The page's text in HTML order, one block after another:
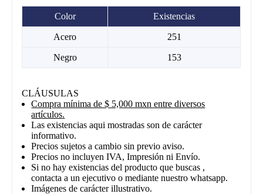
Color Existencias
Acero 251
Negro 153
CLÁUSULAS
Compra mínima de $ 5,000 mxn entre diversos
artículos.
Las existencias aqui mostradas son de carácter
informativo.
Precios sujetos a cambio sin previo aviso.
Precios no incluyen IVA, Impresión ni Envío.
Si no hay existencias del producto que buscas ,
contacta a un ejecutivo o mediante nuestro whatsapp.
Imágenes de carácter illustrativo.